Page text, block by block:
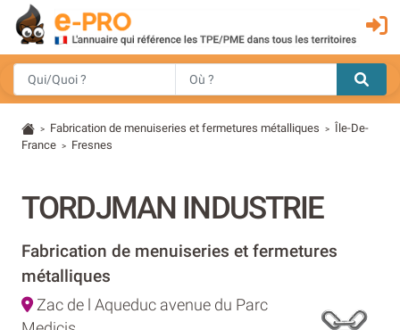
> Fabrication de menuiseries et fermetures métalliques > Île-De-
France > Fresnes
TORDJMAN INDUSTRIE
Fabrication de menuiseries et fermetures
métalliques
Zac de l Aqueduc avenue du Parc